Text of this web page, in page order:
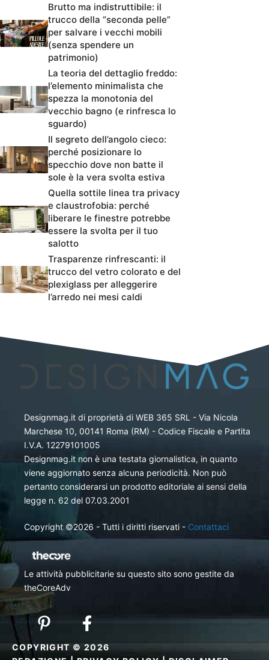
Brutto ma indistruttibile: il
trucco della “seconda pelle”
per salvare i vecchi mobili
(senza spendere un
patrimonio)
La teoria del dettaglio freddo:
l’elemento minimalista che
spezza la monotonia del
vecchio bagno (e rinfresca lo
sguardo)
Il segreto dell’angolo cieco:
perché posizionare lo
specchio dove non batte il
sole è la vera svolta estiva
Quella sottile linea tra privacy
e claustrofobia: perché
liberare le finestre potrebbe
essere la svolta per il tuo
salotto
Trasparenze rinfrescanti: il
trucco del vetro colorato e del
plexiglass per alleggerire
l’arredo nei mesi caldi
Designmag.it di proprietà di WEB 365 SRL - Via Nicola
Marchese 10, 00141 Roma (RM) - Codice Fiscale e Partita
I.V.A. 12279101005
Designmag.it non è una testata giornalistica, in quanto
viene aggiornato senza alcuna periodicità. Non può
pertanto considerarsi un prodotto editoriale ai sensi della
legge n. 62 del 07.03.2001
Copyright ©2026 - Tutti i diritti riservati - Contattaci
Le attività pubblicitarie su questo sito sono gestite da
theCoreAdv
COPYRIGHT © 2026